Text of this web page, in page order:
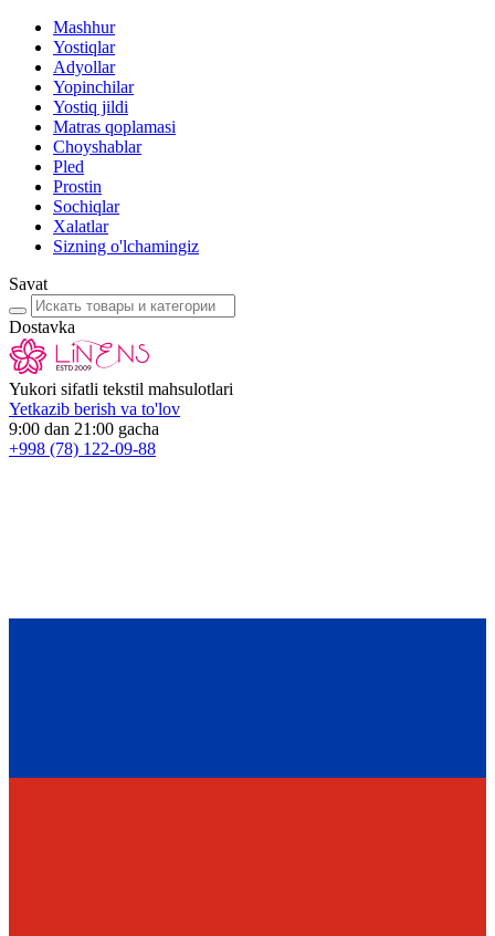
Mashhur
Yostiqlar
Adyollar
Yopinchilar
Yostiq jildi
Matras qoplamasi
Choyshablar
Pled
Prostin
Sochiqlar
Xalatlar
Sizning o'lchamingiz
Savat
Dostavka
Yukori sifatli tekstil mahsulotlari
Yetkazib berish va to'lov
9:00 dan 21:00 gacha
+998 (78) 122-09-88